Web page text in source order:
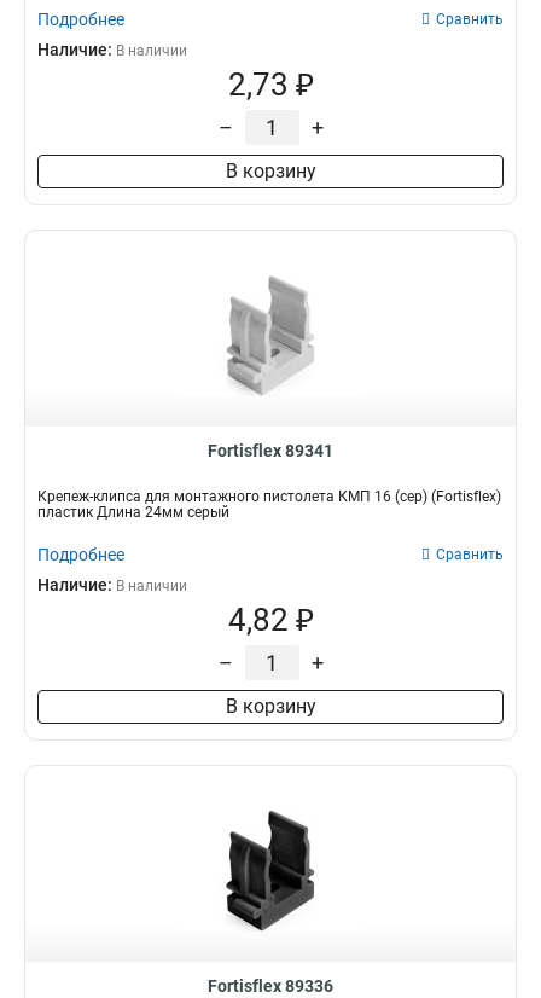
Подробнее Сравнить
Наличие: В наличии
2,73 ₽
– +
В корзину
Fortisflex 89341
Крепеж-клипса для монтажного пистолета КМП 16 (сер) (Fortisflex)
пластик Длина 24мм серый
Подробнее Сравнить
Наличие: В наличии
4,82 ₽
– +
В корзину
Fortisflex 89336